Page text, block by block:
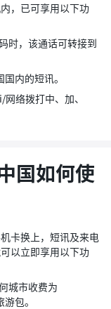
，已可享用以下功
时，该通话可转接到
内的短讯。
络拨打中、加、
国如何使
卡换上，短讯及来电
以立即享用以下功
城市收费为
包。